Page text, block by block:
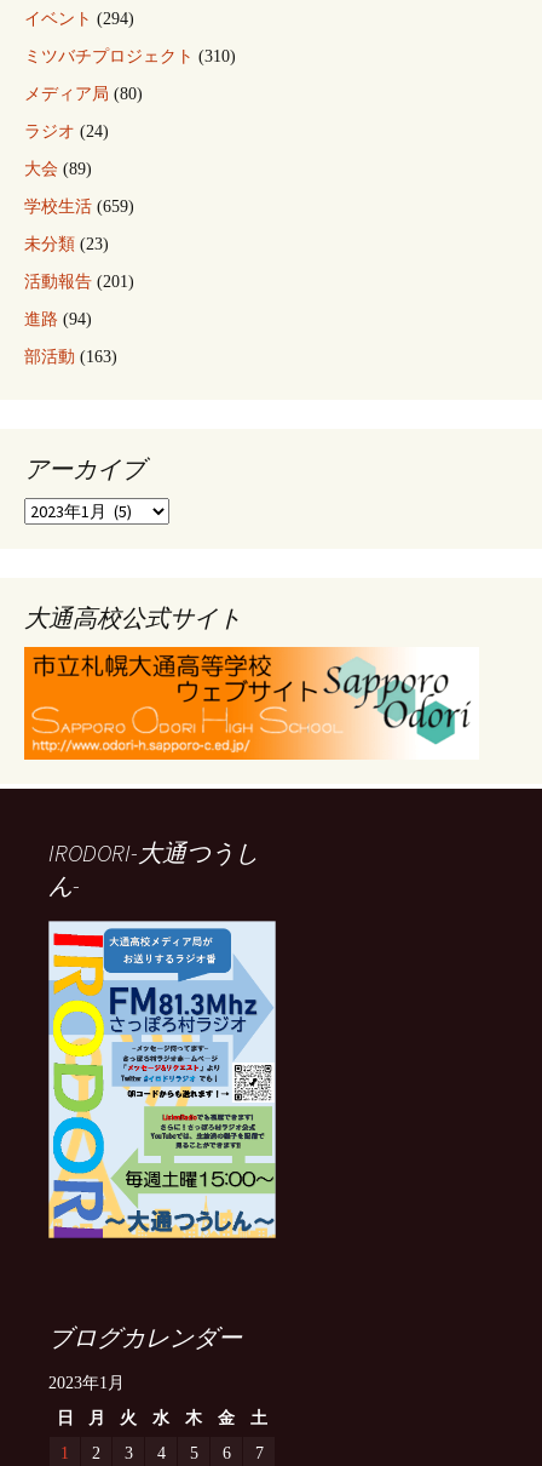
イベント (294)
ミツバチプロジェクト (310)
メディア局 (80)
ラジオ (24)
大会 (89)
学校生活 (659)
未分類 (23)
活動報告 (201)
進路 (94)
部活動 (163)
アーカイブ
ア
ブ
大通高校公式サイト
IRODORI-大通つうし
ん-
ブログカレンダー
2023年1月
日
月 火 水 木 金
土
1
2 3 4 5 6 7